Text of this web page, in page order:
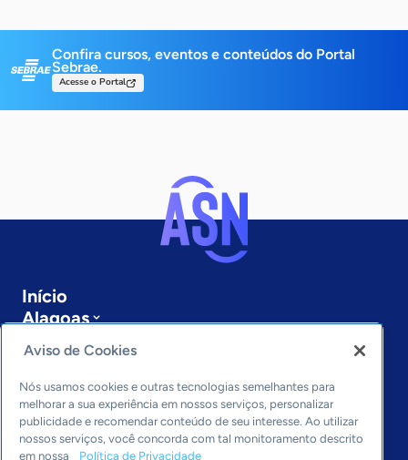
Confira cursos, eventos e conteúdos do Portal
Sebrae.
Acesse o Portal
Início
Alagoas
Sobre a ASN
Últimas notícias
Entre em contato
Editorias
Economia & Política
Aviso de Cookies
Nós usamos cookies e outras tecnologias semelhantes para
melhorar a sua experiência em nossos serviços, personalizar
publicidade e recomendar conteúdo de seu interesse. Ao utilizar
nossos serviços, você concorda com tal monitoramento descrito
em nossa
Política de Privacidade